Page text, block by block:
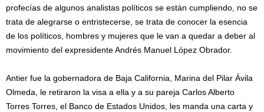
profecías de algunos analistas políticos se están cumpliendo, no se
trata de alegrarse o entristecerse, se trata de conocer la esencia
de los políticos, hombres y mujeres que le van a quedar a deber al
movimiento del expresidente Andrés Manuel López Obrador.
Antier fue la gobernadora de Baja California, Marina del Pilar Ávila
Olmeda, le retiraron la visa a ella y a su pareja Carlos Alberto
Torres Torres, el Banco de Estados Unidos, les manda una carta y